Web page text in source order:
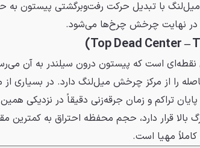
با تبدیل حرکت رفت‌وبرگشتی پیستون به
در نهایت چرخش چرخ‌ها می‌شود.
نقطه‌ای است که پیستون درون سیلندر به آن
را از مرکز چرخش میل‌لنگ دارد. در بسیاری از
تراکم و زمان جرقه‌زنی دقیقاً در نزدیکی
بالا قرار دارد، حجم محفظه احتراق به کمترین
کاملاً مهیا است.